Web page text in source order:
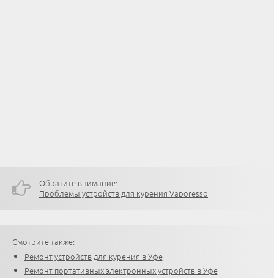
Обратите внимание:
Проблемы устройств для курения Vaporesso
Смотрите также:
Ремонт устройств для курения в Уфе
Ремонт портативных электронных устройств в Уфе